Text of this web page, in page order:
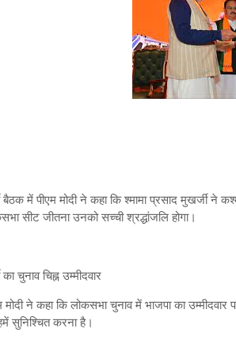
बैठक में पीएम मोदी ने कहा कि श्मामा प्रसाद मुखर्जी
सीट जीतना उनको सच्ची श्रद्धांजलि होगा।
का चुनाव चिह्न उम्मीदवार
मोदी ने कहा कि लोकसभा चुनाव में भाजपा का उम्मीदवार
सुनिश्चित करना है।